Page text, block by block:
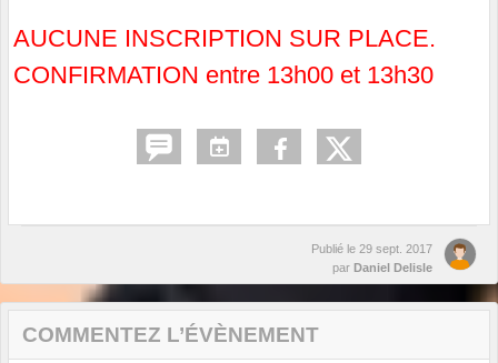
AUCUNE INSCRIPTION SUR PLACE.
CONFIRMATION entre 13h00 et 13h30
Publié le 29 sept. 2017
par Daniel Delisle
COMMENTEZ L’ÉVÈNEMENT